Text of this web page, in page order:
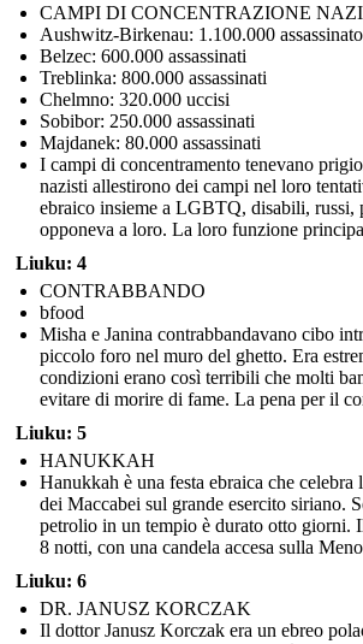
CAMPI DI CONCENTRAZIONE
Aushwitz-Birkenau: 1.100.000 assassinato
Belzec: 600.000 assassinati
Treblinka: 800.000 assassinati
Chelmno: 320.000 uccisi
Sobibor: 250.000 assassinati
Majdanek: 80.000 assassinati
I campi di concentramento tenevano
nazisti allestirono dei campi nel loro
ebraico insieme a LGBTQ, disabili, russi,
opponeva a loro. La loro funzione
Liuku: 4
CONTRABBANDO
bfood
Misha e Janina contrabbandavano cibo
piccolo foro nel muro del ghetto. Era
condizioni erano così terribili che molti
evitare di morire di fame. La pena per il
Liuku: 5
HANUKKAH
Hanukkah è una festa ebraica che
dei Maccabei sul grande esercito siriano.
petrolio in un tempio è durato otto giorni.
8 notti, con una candela accesa sulla
Liuku: 6
DR. JANUSZ KORCZAK
Il dottor Janusz Korczak era un ebreo